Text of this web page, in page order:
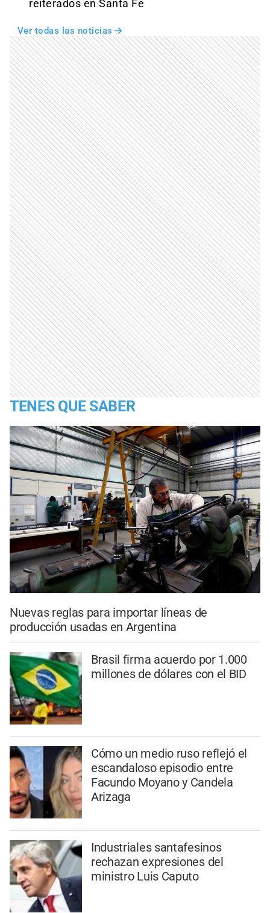
reiterados en Santa Fe
Ver todas las noticias
TENES QUE SABER
Nuevas reglas para importar líneas de
producción usadas en Argentina
Brasil firma acuerdo por 1.000
millones de dólares con el BID
Cómo un medio ruso reflejó el
escandaloso episodio entre
Facundo Moyano y Candela
Arizaga
Industriales santafesinos
rechazan expresiones del
ministro Luis Caputo